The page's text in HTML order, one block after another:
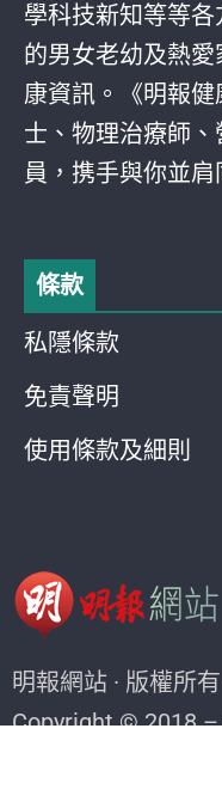
學科技新知等等
的男女老幼及熱
康資訊。《明報
士、物理治療師
員，携手與你並肩
條款
私隱條款
免責聲明
使用條款及細則
明報網站 · 版權所
Copyright © 2018